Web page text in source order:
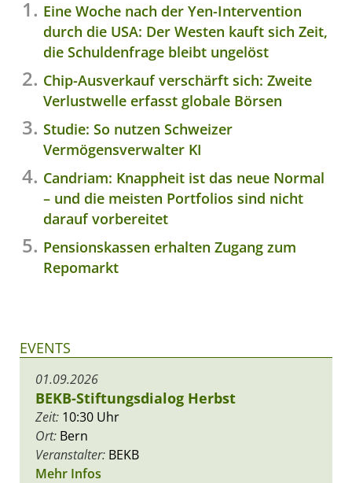
Eine Woche nach der Yen-Intervention
durch die USA: Der Westen kauft sich Zeit,
die Schuldenfrage bleibt ungelöst
Chip-Ausverkauf verschärft sich: Zweite
Verlustwelle erfasst globale Börsen
Studie: So nutzen Schweizer
Vermögensverwalter KI
Candriam: Knappheit ist das neue Normal
– und die meisten Portfolios sind nicht
darauf vorbereitet
Pensionskassen erhalten Zugang zum
Repomarkt
EVENTS
01.09.2026
BEKB-Stiftungsdialog Herbst
Zeit: 10:30 Uhr
Ort: Bern
Veranstalter: BEKB
Mehr Infos